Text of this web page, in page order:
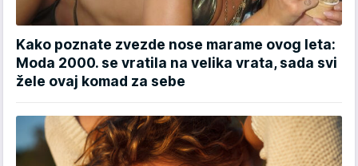
Kako poznate zvezde nose marame ovog leta:
Moda 2000. se vratila na velika vrata, sada svi
žele ovaj komad za sebe